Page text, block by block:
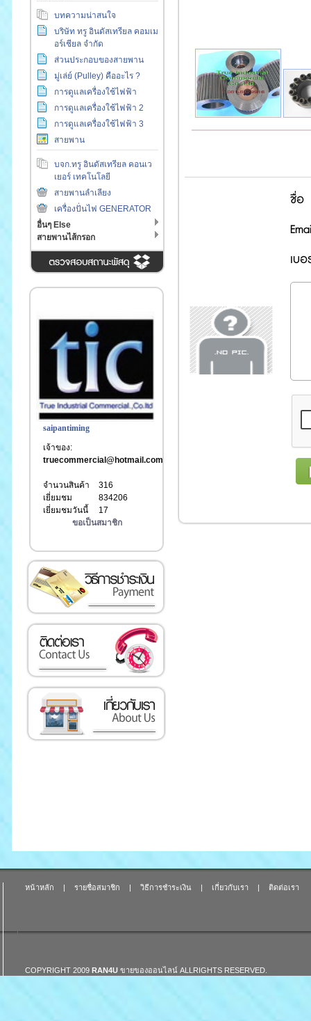
บทความน่าสนใจ
บริษัท ทรู อินดัสเทรียล คอมเม
อร์เชียล จำกัด
ส่วนประกอบของสายพาน
มู่เล่ย์ (Pulley) คืออะไร ?
การดูแลเครื่องใช้ไฟฟ้า
การดูแลเครื่องใช้ไฟฟ้า 2
การดูแลเครื่องใช้ไฟฟ้า 3
สายพาน
บจก.ทรู อินดัสเทรียล คอนเว
เยอร์ เทคโนโลยี
สายพานลำเลียง
เครื่องปั่นไฟ GENERATOR
อื่นๆ Else
สายพานไส้กรอก
saipantiming
เจ้าของ:
truecommercial@hotmail.com
จำนวนสินค้า
316
เยี่ยมชม
834206
เยี่ยมชมวันนี้
17
ขอเป็นสมาชิก
ชื่อ
เบ
หน้าหลัก | รายชื่อสมาชิก | วิธีการชำระเงิน | เกี่ยวกับเรา | ติดต่อเรา
COPYRIGHT 2009 RAN4U ขายของออนไลน์ ALLRIGHTS RESERVED.